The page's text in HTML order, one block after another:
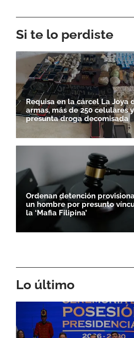
Si te lo perdiste
Requisa en la cárcel La Joya
armas, más de 250 celulares y
presunta droga decomisada
Ordenan detención
un hombre por presunto
la ‘Mafia Filipina’
Lo último